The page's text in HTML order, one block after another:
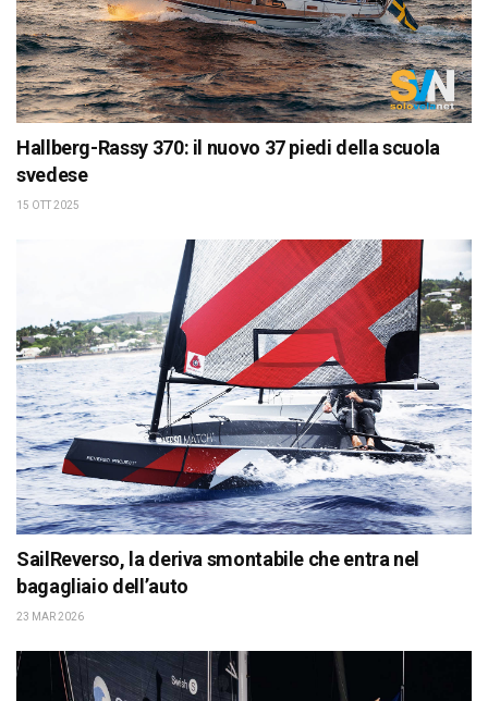
Hallberg-Rassy 370: il nuovo 37 piedi della scuola
svedese
15 OTT 2025
SailReverso, la deriva smontabile che entra nel
bagagliaio dell’auto
23 MAR 2026